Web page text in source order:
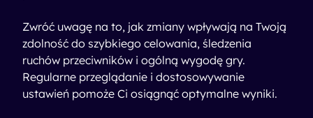
Zwróć uwagę na to, jak zmiany wpływają na Twoją
zdolność do szybkiego celowania, śledzenia
ruchów przeciwników i ogólną wygodę gry.
Regularne przeglądanie i dostosowywanie
ustawień pomoże Ci osiągnąć optymalne wyniki.